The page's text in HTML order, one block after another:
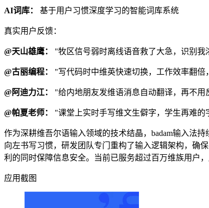
AI词库： 基于用户习惯深度学习的智能词库系统
真实用户反馈：
@天山雄鹰： "牧区信号弱时离线语音救了大急，识别我
@古丽编程： "写代码时中维英快速切换，工作效率翻倍
@阿迪力江： "给内地朋友发维语消息自动翻译，再不用
@帕夏老师： "课堂上实时手写维文生僻字，学生再难的
作为深耕维吾尔语输入领域的技术结晶，badam输入法
向左书写习惯，研发团队专门重构了输入逻辑架构，确
利的同时保障信息安全。当前已服务超过百万维族用户
应用截图